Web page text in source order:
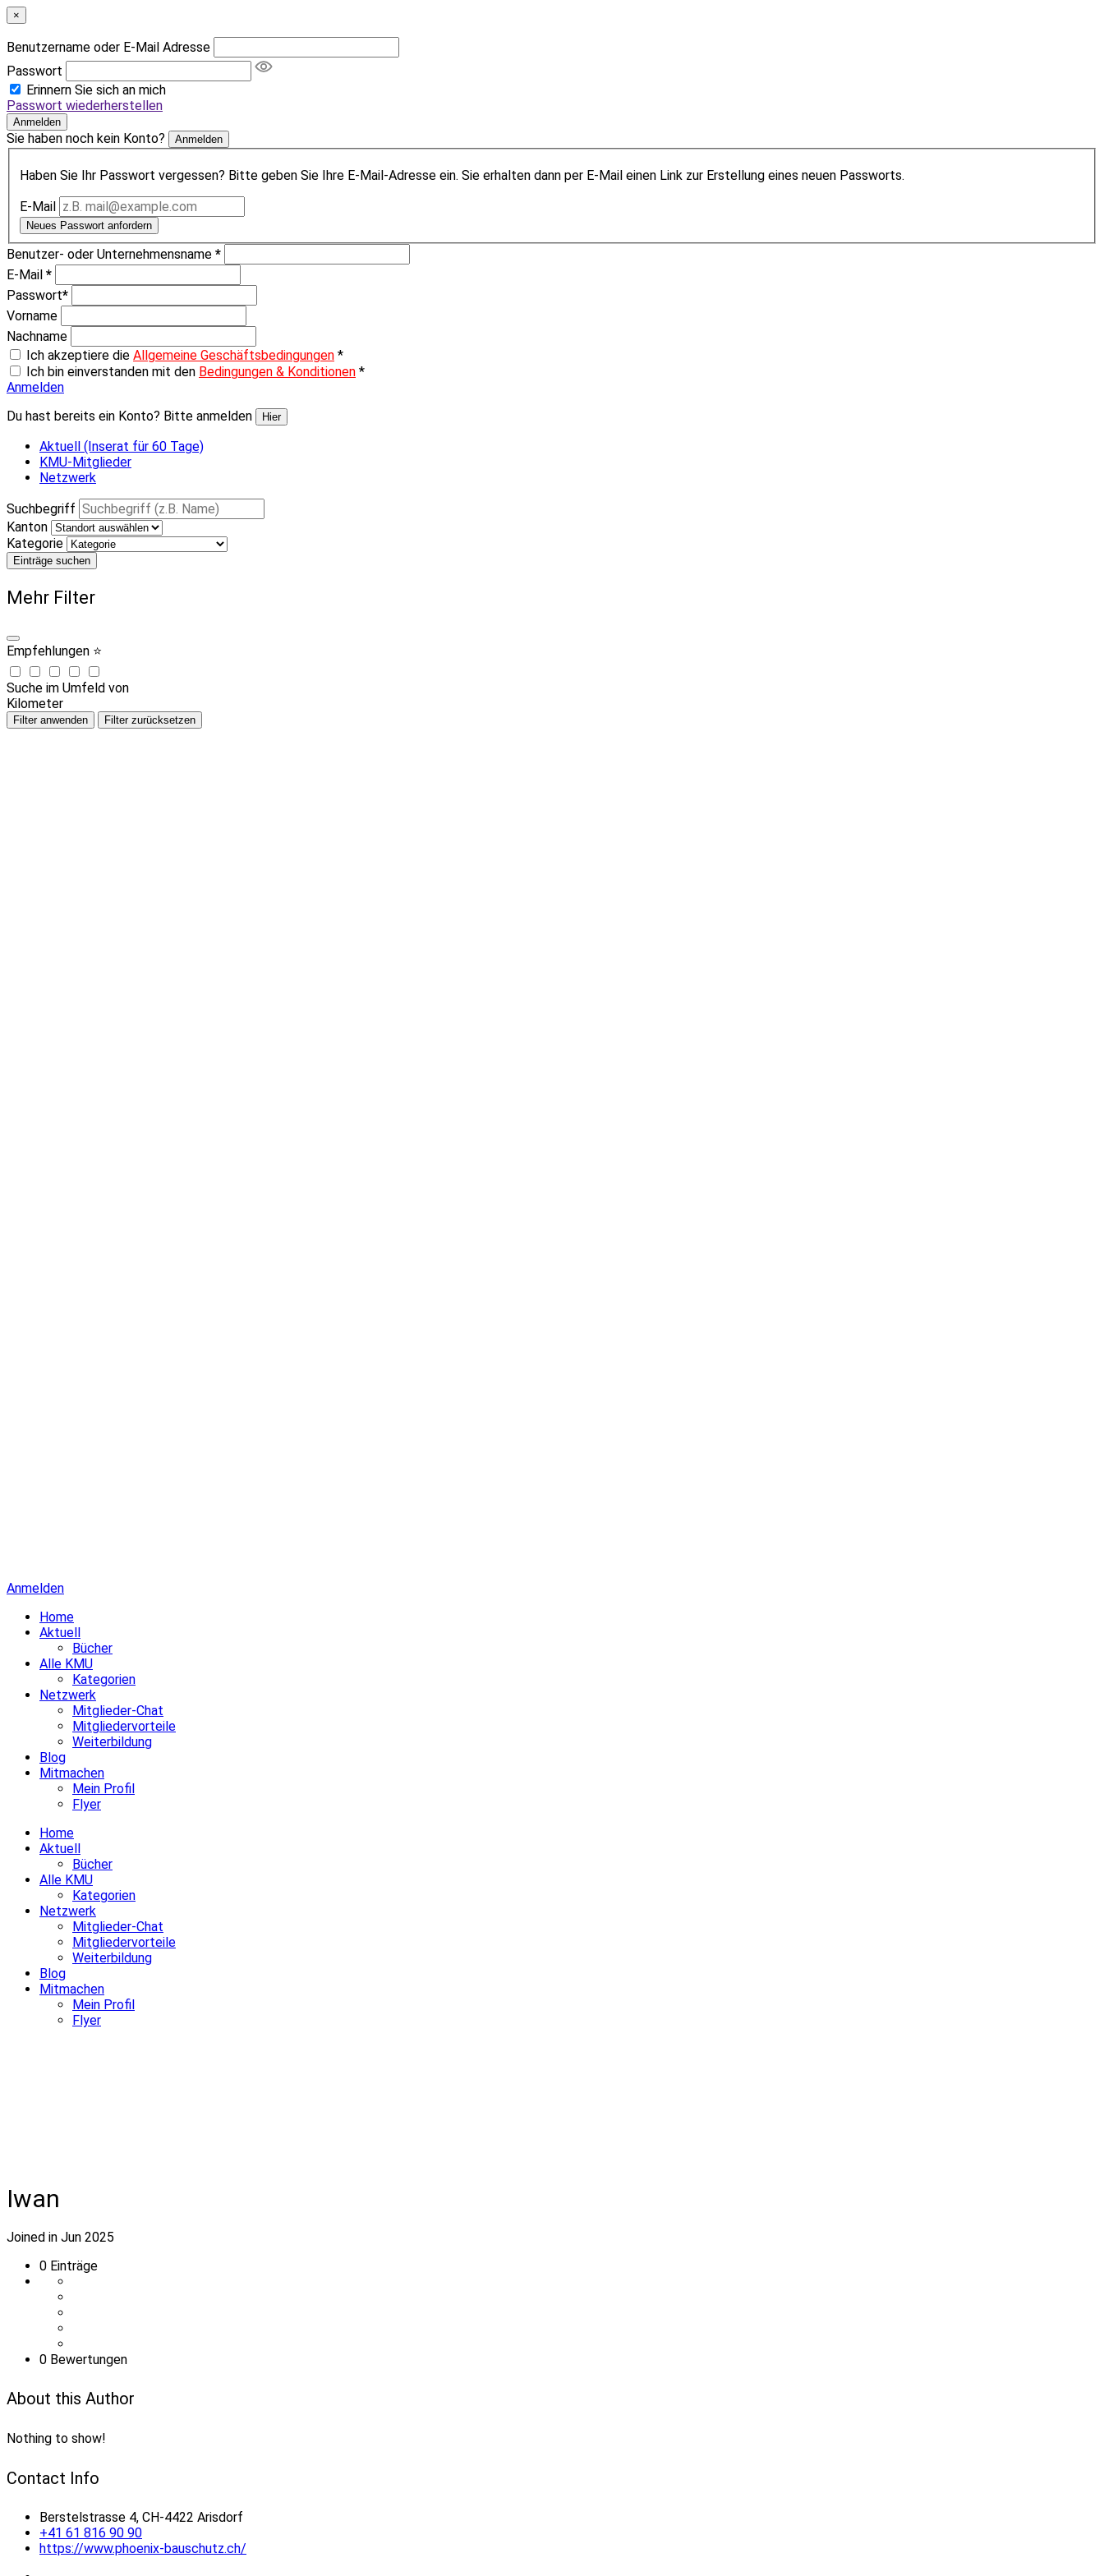
×
Benutzername oder E-Mail Adresse
Passwort
Erinnern Sie sich an mich
Passwort wiederherstellen
Anmelden
Sie haben noch kein Konto? Anmelden
Haben Sie Ihr Passwort vergessen? Bitte geben Sie Ihre E-Mail-Adresse ein. Sie erhalten dann per E-Mail einen Link zur Erstellung eines neuen Passworts.
E-Mail
Neues Passwort anfordern
Benutzer- oder Unternehmensname *
E-Mail *
Passwort*
Vorname
Nachname
Ich akzeptiere die Allgemeine Geschäftsbedingungen *
Ich bin einverstanden mit den Bedingungen & Konditionen *
Anmelden
Du hast bereits ein Konto? Bitte anmelden
Hier
Aktuell (Inserat für 60 Tage)
KMU-Mitglieder
Netzwerk
Suchbegriff
Kanton
Kategorie
Einträge suchen
Mehr Filter
Empfehlungen ⭐
Suche im Umfeld von
Kilometer
Filter anwenden Filter zurücksetzen
Anmelden
Home
Aktuell
Bücher
Alle KMU
Kategorien
Netzwerk
Mitglieder-Chat
Mitgliedervorteile
Weiterbildung
Blog
Mitmachen
Mein Profil
Flyer
Home
Aktuell
Bücher
Alle KMU
Kategorien
Netzwerk
Mitglieder-Chat
Mitgliedervorteile
Weiterbildung
Blog
Mitmachen
Mein Profil
Flyer
Iwan
Joined in Jun 2025
0 Einträge
0 Bewertungen
About this Author
Nothing to show!
Contact Info
Berstelstrasse 4, CH-4422 Arisdorf
+41 61 816 90 90
https://www.phoenix-bauschutz.ch/